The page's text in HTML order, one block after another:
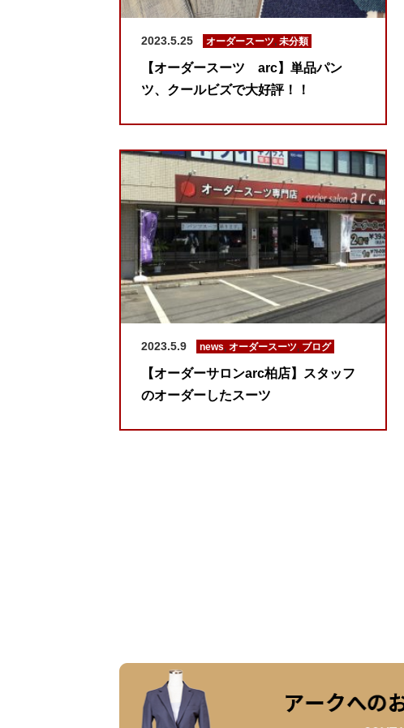
2023.5.25 オーダースーツ, 未分類
【オーダースーツ arc】単品パン
ツ、クールビズで大好評！！
2023.5.9 news, オーダースーツ, ブログ
【オーダーサロンarc柏店】スタッフ
のオーダーしたスーツ